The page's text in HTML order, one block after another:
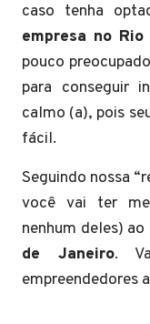
caso tenha
empresa no
pouco
para conseguir
calmo (a), pois
fácil.
Seguindo nossa
você vai ter
nenhum deles)
de Janeiro.
empreendedores